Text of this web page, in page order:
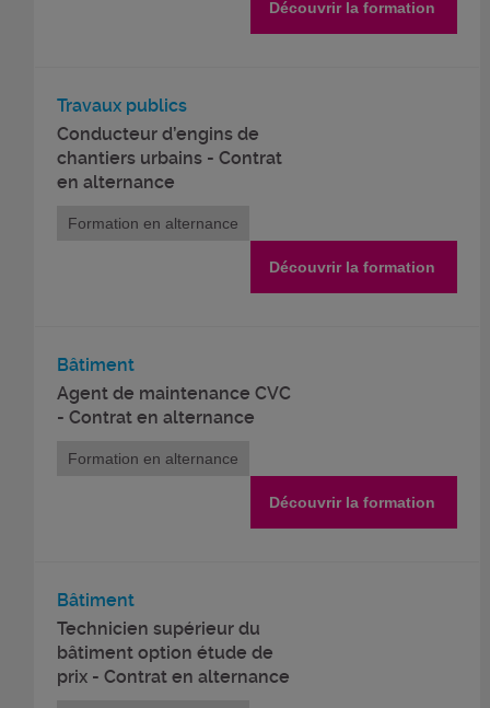
Découvrir la formation
Travaux publics
Conducteur d’engins de
chantiers urbains - Contrat
en alternance
Formation en alternance
Découvrir la formation
Bâtiment
Agent de maintenance CVC
- Contrat en alternance
Formation en alternance
Découvrir la formation
Bâtiment
Technicien supérieur du
bâtiment option étude de
prix - Contrat en alternance